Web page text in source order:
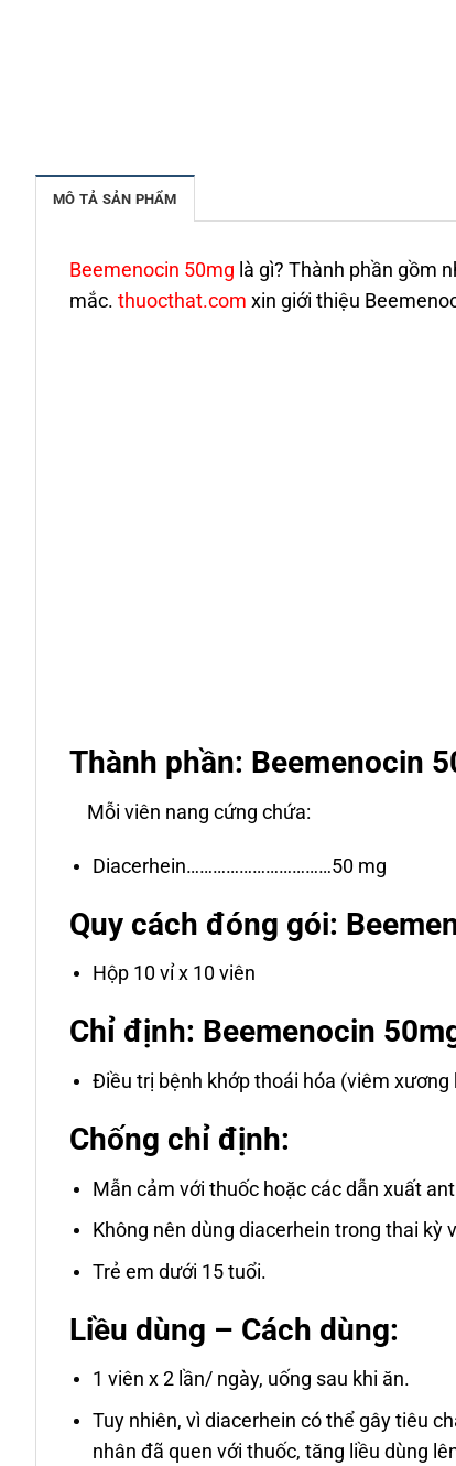
MÔ TẢ SẢN PHẨM
Beemenocin 50mg là gì? Thành phần gồm
mắc. thuocthat.com xin giới thiệu
Thành phần: Beemenocin
Mỗi viên nang cứng chứa:
Diacerhein……………………………50 mg
Quy cách đóng gói:
Hộp 10 vỉ x 10 viên
Chỉ định: Beemenocin
Điều trị bệnh khớp thoái hóa (viêm xương
Chống chỉ định:
Mẫn cảm với thuốc hoặc các dẫn xuất
Không nên dùng diacerhein trong thai kỳ
Trẻ em dưới 15 tuổi.
Liều dùng – Cách dùng:
1 viên x 2 lần/ ngày, uống sau khi ăn.
Tuy nhiên, vì diacerhein có thể gây tiêu
nhân đã quen với thuốc, tăng liều dùng